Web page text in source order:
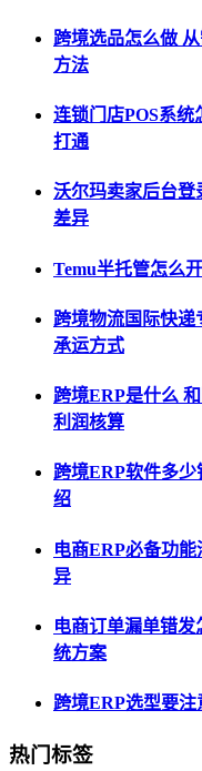
跨境选品怎么做
方法
连锁门店POS系统
打通
沃尔玛卖家后台登
差异
Temu半托管怎么
跨境物流国际快
承运方式
跨境ERP是什么
利润核算
跨境ERP软件多
绍
电商ERP必备功
异
电商订单漏单错
统方案
跨境ERP选型要
热门标签